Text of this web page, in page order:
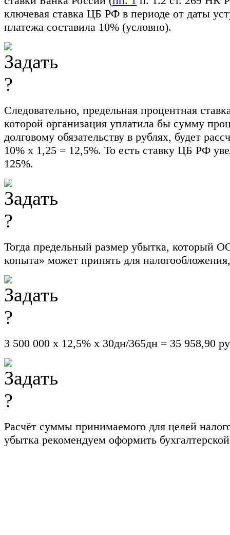
ключевая ставка ЦБ РФ в периоде от даты
платежа составила 10% (условно).
Следовательно, предельная процентная
которой организация уплатила бы сумму
долговому обязательству в рублях, будет
10% x 1,25 = 12,5%. То есть ставку ЦБ РФ
125%.
Тогда предельный размер убытка, который
копыта» может принять для
3 500 000 х 12,5% х 30дн/365дн = 35 958,90
Расчёт суммы принимаемого для целей
убытка рекомендуем оформить